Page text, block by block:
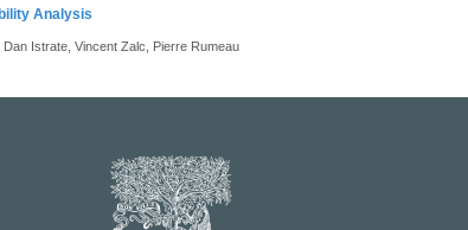
Analysis
Istrate, Vincent Zalc, Pierre Rumeau